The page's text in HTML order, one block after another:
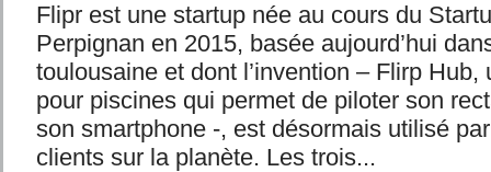
Flipr est une startup née au cours du
Perpignan en 2015, basée aujourd’hui
toulousaine et dont l’invention – Flirp Hub,
pour piscines qui permet de piloter son
son smartphone -, est désormais utilisé
clients sur la planète. Les trois...